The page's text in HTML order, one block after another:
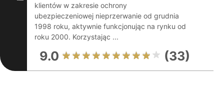
klientów w zakresie ochrony
ubezpieczeniowej nieprzerwanie od grudnia
1998 roku, aktywnie funkcjonując na rynku od
roku 2000. Korzystając ...
9.0 (33)